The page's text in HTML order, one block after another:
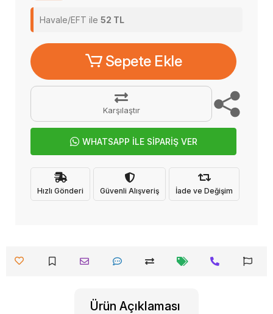
Havale/EFT ile 52 TL
Sepete Ekle
Karşılaştır
WHATSAPP İLE SİPARİŞ VER
Hızlı Gönderi Güvenli Alışveriş İade ve Değişim
Ürün Açıklaması